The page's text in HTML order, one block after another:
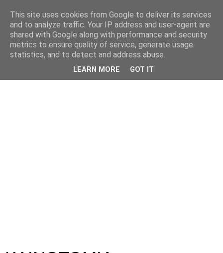
This site uses cookies from Google to deliver its services
and to analyze traffic. Your IP address and user-agent are
shared with Google along with performance and security
metrics to ensure quality of service, generate usage
statistics, and to detect and address abuse.
LEARN MORE GOT IT